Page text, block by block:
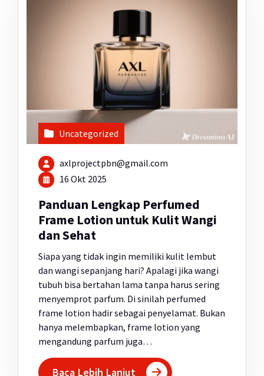
Uncategorized
axlprojectpbn@gmail.com
16 Okt 2025
Panduan Lengkap Perfumed
Frame Lotion untuk Kulit Wangi
dan Sehat
Siapa yang tidak ingin memiliki kulit lembut
dan wangi sepanjang hari? Apalagi jika wangi
tubuh bisa bertahan lama tanpa harus sering
menyemprot parfum. Di sinilah perfumed
frame lotion hadir sebagai penyelamat. Bukan
hanya melembapkan, frame lotion yang
mengandung parfum juga…
Baca Lebih Lanjut